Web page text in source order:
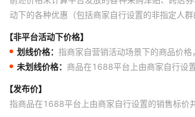
动下的各种优惠（包括商家自行设置的非指定人
【非平台活动下价格】
划线价格： 指商家自营销活动场景下的商品价
未划线价格： 商品在1688平台上由商家自行设
【发布价】
指商品在1688平台上由商家自行设置的销售标价